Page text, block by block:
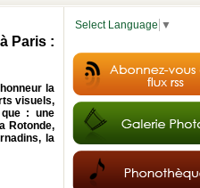
Paris :
la
visuels,
: une
Rotonde,
la
Select Language ▼